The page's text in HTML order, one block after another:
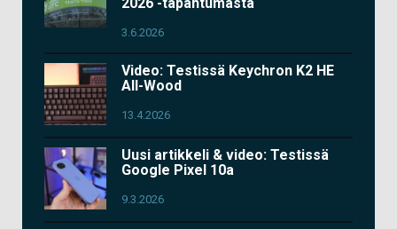
2026 -tapahtumasta
3.6.2026
Video: Testissä Keychron K2 HE
All-Wood
13.4.2026
Uusi artikkeli & video: Testissä
Google Pixel 10a
9.3.2026